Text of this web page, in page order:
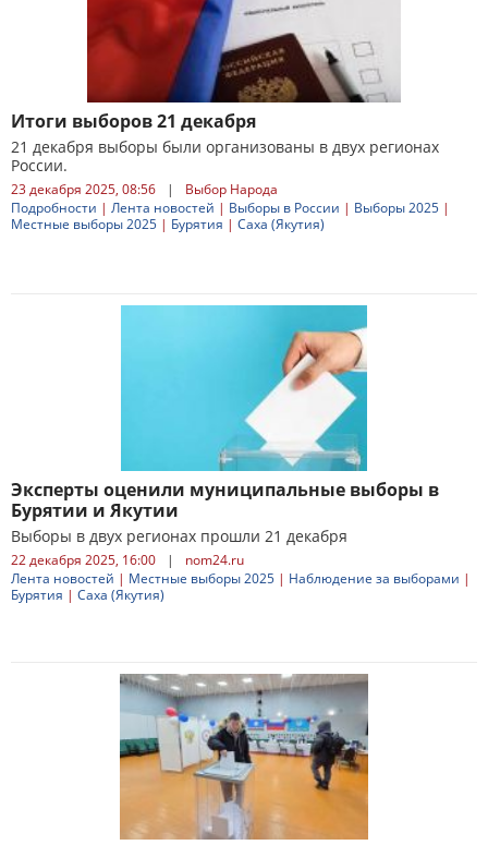
Итоги выборов 21 декабря
21 декабря выборы были организованы в двух регионах
России.
23 декабря 2025, 08:56 |
Выбор Народа
Подробности | Лента новостей | Выборы в России | Выборы 2025 |
Местные выборы 2025 | Бурятия | Саха (Якутия)
Эксперты оценили муниципальные выборы в
Бурятии и Якутии
Выборы в двух регионах прошли 21 декабря
22 декабря 2025, 16:00 |
nom24.ru
Лента новостей | Местные выборы 2025 | Наблюдение за выборами |
Бурятия | Саха (Якутия)